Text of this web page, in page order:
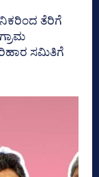
ತೆರಿಗೆ
ಸಮಿತಿಗೆ